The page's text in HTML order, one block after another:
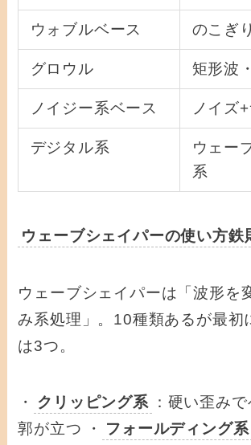
ウォブルベース のこぎ
グロウル 矩形波
ノイジー系ベース ノイズ
デジタル系
ウェー
系
ウェーブシェイパーの使い方鉄
ウェーブシェイパーは「波形を
み系処理」。10種類あるが最初
は3つ。
・ クリッピング系 ：硬い歪み
郭が立つ ・
フォールディング系